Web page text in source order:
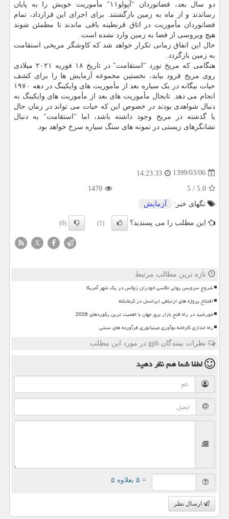
دو سال بعد، فضانوردان "آپولو۱۱" مأموریت خویش را به پایان
رساندند و از ماه به زمین بازگشتند. برای اجرای این قرارداد، تمام
فضانوردان مأموریت در اتاق قرنطینه باقی ماندند تا مطمئن شوند
هیچ ویروسی از فضا به زمین وارد نشده است.
حال این اتفاق زمانی تکرار خواهد شد که کاوشگر مریخی استقامت
به زمین بازگردد.
هنگامی که مریخ نورد "استقامت" در تاریخ ۱۸ فوریه ۲۰۲۱ میلادی
روی مریخ فرود بیاید، نخستین مجموعه آزمایش ها را برای کشف
حیات بیگانه در یک سیاره بعد از مأموریت های وایکینگ در دهه ۱۹۷۰
انجام می دهد. تابحال مأموریت های بعد از مأموریت های وایکینگ به
دنبال شواهدی بودند در خصوص این که حیات می تواند در زمان حال
یا گذشته در مریخ وجود داشته باشد، اما "استقامت" به دنبال
نشانگرهای زیستی در نمونه های سنگ سیاره سرخ خواهد بود.
1399/03/06
14:23:33
5.0
/
5
1470
تگهای خبر:
آزمایش
این مطلب را می پسندید؟ (1)
(0)
X
تازه ترین مطالب مرتبط
شروع سرویس پولی تاکسی خودران زوکس در یک شهر آمریکا
افتتاح پروژه های ارتباطی ایرانسل در کرمانشاه
خورشید در راه فتح بازار برق جهان با اهمیت ترین رکوردهای 2026
راه اندازی کارخانه نوآوری مینیاتوری فرآورده های سنتی
نظرات بینندگان gph در مورد این مطلب
لطفا شما همنظر دهید
= ۵ بعلاوه ۵
ارسال نظر